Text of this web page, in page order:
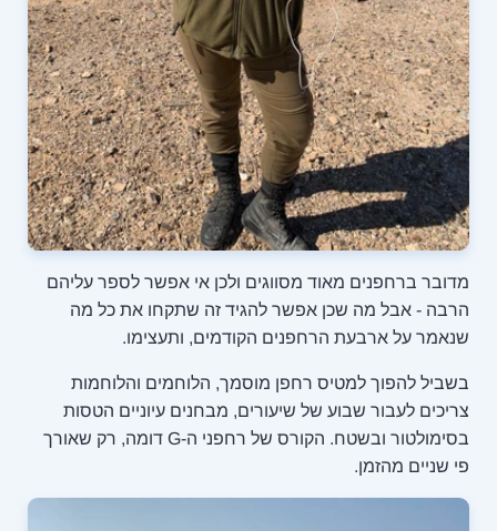
מדובר ברחפנים מאוד מסווגים ולכן אי אפשר לספר עליהם
הרבה - אבל מה שכן אפשר להגיד זה שתקחו את כל מה
שנאמר על ארבעת הרחפנים הקודמים, ותעצימו.
בשביל להפוך למטיס רחפן מוסמך, הלוחמים והלוחמות
צריכים לעבור שבוע של שיעורים, מבחנים עיוניים הטסות
בסימולטור ובשטח. הקורס של רחפני ה-G דומה, רק שאורך
פי שניים מהזמן.